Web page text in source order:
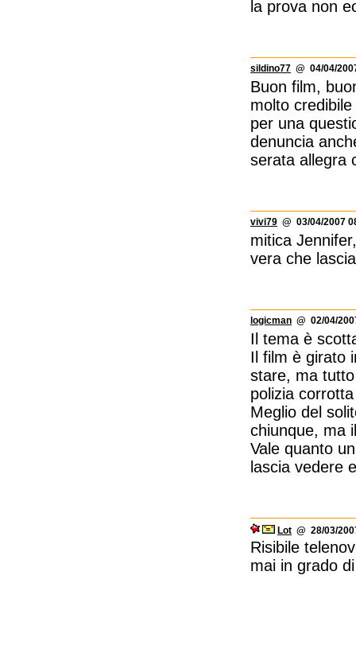
la prova non
sildino77 @ 04/04/
Buon film,
molto
per una
denuncia
serata allegra
vivi79 @ 03/04/2007
mitica
vera che
logicman @ 02/04/
Il tema è
Il film è girato
stare, ma
polizia
Meglio del
chiunque, ma
Vale quanto
lascia vedere
Lot @ 28/03/
Risibile
mai in grado